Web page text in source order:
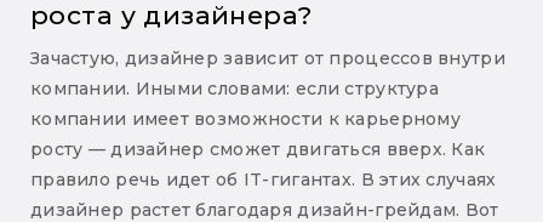
роста у дизайнера?
Зачастую, дизайнер зависит от процессов внутри
компании. Иными словами: если структура
компании имеет возможности к карьерному
росту — дизайнер сможет двигаться вверх. Как
правило речь идет об IT-гигантах. В этих случаях
дизайнер растет благодаря дизайн-грейдам. Вот